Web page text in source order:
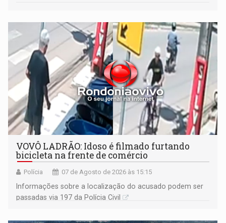
VOVÔ LADRÃO: Idoso é filmado furtando
bicicleta na frente de comércio
Polícia 07 de Agosto de 2026 às 15:15
Informações sobre a localização do acusado podem ser
passadas via 197 da Polícia Civil